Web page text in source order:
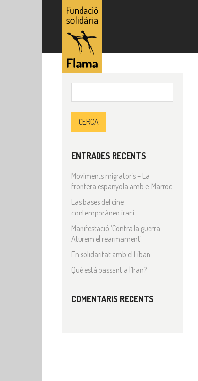
ENTRADES RECENTS
Moviments migratoris – La
frontera espanyola amb el Marroc
Las bases del cine
contemporáneo iraní
Manifestació ‘Contra la guerra.
Aturem el rearmament’
En solidaritat amb el Líban
Què està passant a l’Iran?
COMENTARIS RECENTS